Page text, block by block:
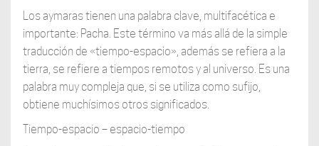
Los aymaras tienen una palabra clave, multifacética e
importante: Pacha. Este término va más allá de la simple
traducción de «tiempo-espacio», además se refiera a la
tierra, se refiere a tiempos remotos y al universo. Es una
palabra muy compleja que, si se utiliza como sufijo,
obtiene muchísimos otros significados.
Tiempo-espacio – espacio-tiempo